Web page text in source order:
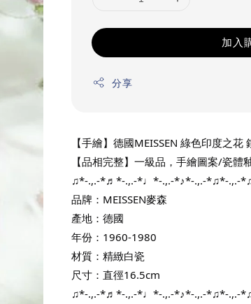
加入
分享
【手繪】德國MEISSEN 綠色印度之花
【品相完整】一級品，手繪圖案/瓷體
♫*-.,.-*♬*-.,.-*♩*-.,.-*♪*-.,.-*♫*-.,.-
品牌：MEISSEN麥森
產地：德國
年份：1960-1980
材質：精緻白瓷
尺寸：直徑16.5cm
♫*-.,.-*♬*-.,.-*♩*-.,.-*♪*-.,.-*♫*-.,.-